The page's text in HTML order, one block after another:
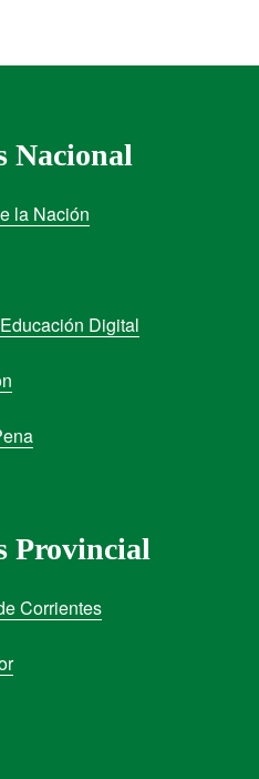
Nacional
la Nación
Digital
Provincial
Corrientes